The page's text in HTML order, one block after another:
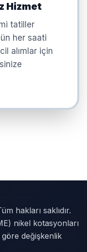
Hizmet
tatiller
her saati
alımlar için
hakları saklıdır.
nikel kotasyonları
değişkenlik